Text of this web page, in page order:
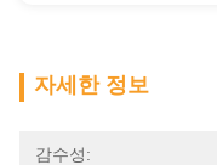
자세한 정보
감수성: